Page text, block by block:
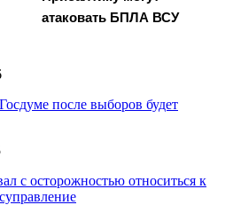
атаковать БПЛА ВСУ
после выборов будет
с осторожностью относиться к